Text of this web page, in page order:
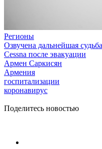
Регионы
Озвучена дальнейшая
Cessna после эвакуации
Армен Саркисян
Армения
госпитализации
коронавирус
Поделитесь новостью